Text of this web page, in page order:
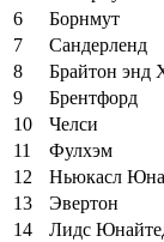
6
Борнмут
7
Сандерленд
8
Брайтон энд
9
Брентфорд
10
Челси
11
Фулхэм
12
Ньюкасл
13
Эвертон
14
Лидс